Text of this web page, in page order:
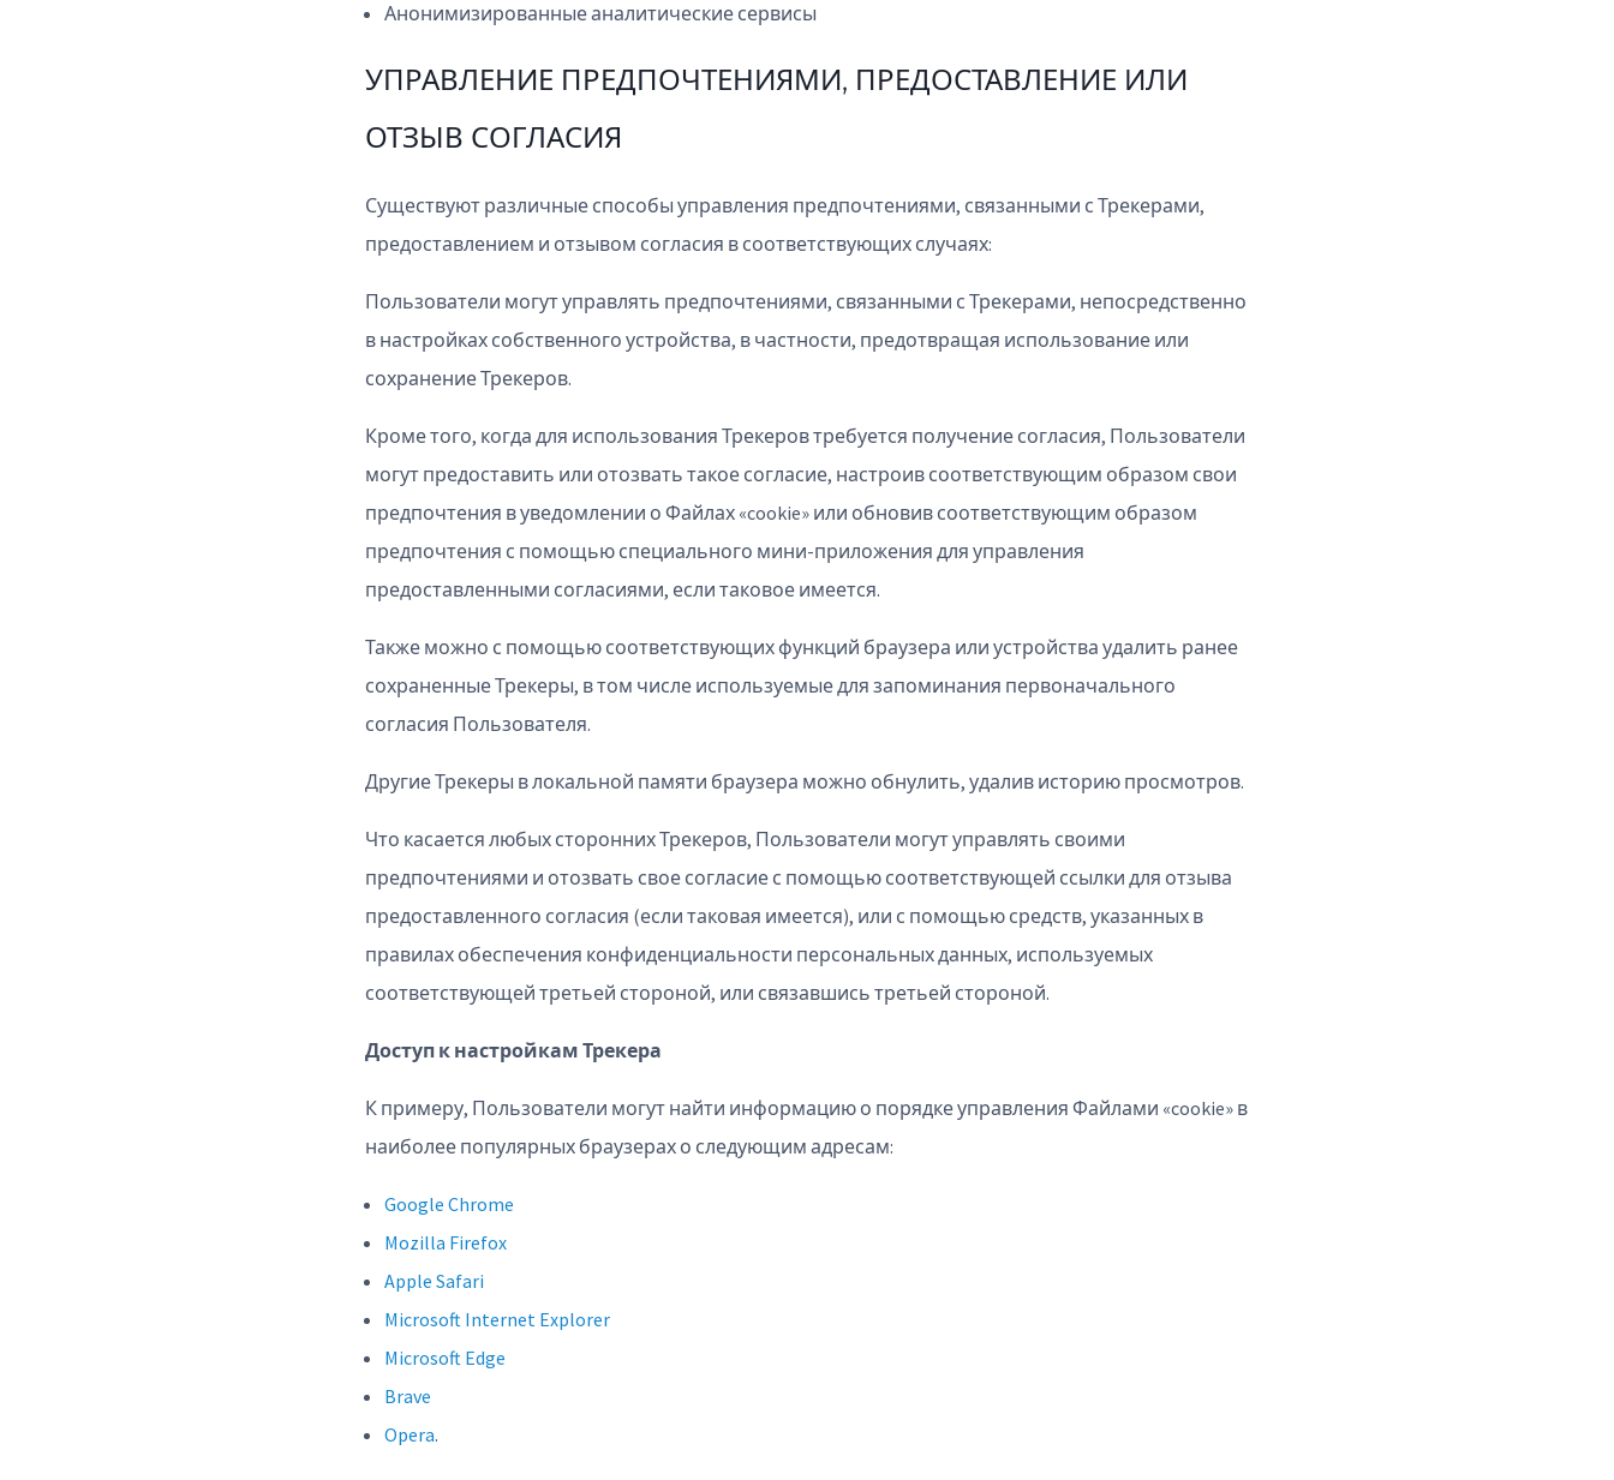
Анонимизированные аналитические сервисы
УПРАВЛЕНИЕ ПРЕДПОЧТЕНИЯМИ, ПРЕДОСТАВЛЕНИЕ ИЛИ
ОТЗЫВ СОГЛАСИЯ
Существуют различные способы управления предпочтениями, связанными с Трекерами,
предоставлением и отзывом согласия в соответствующих случаях:
Пользователи могут управлять предпочтениями, связанными с Трекерами, непосредственно
в настройках собственного устройства, в частности, предотвращая использование или
сохранение Трекеров.
Кроме того, когда для использования Трекеров требуется получение согласия, Пользователи
могут предоставить или отозвать такое согласие, настроив соответствующим образом свои
предпочтения в уведомлении о Файлах «cookie» или обновив соответствующим образом
предпочтения с помощью специального мини-приложения для управления
предоставленными согласиями, если таковое имеется.
Также можно с помощью соответствующих функций браузера или устройства удалить ранее
сохраненные Трекеры, в том числе используемые для запоминания первоначального
согласия Пользователя.
Другие Трекеры в локальной памяти браузера можно обнулить, удалив историю просмотров.
Что касается любых сторонних Трекеров, Пользователи могут управлять своими
предпочтениями и отозвать свое согласие с помощью соответствующей ссылки для отзыва
предоставленного согласия (если таковая имеется), или с помощью средств, указанных в
правилах обеспечения конфиденциальности персональных данных, используемых
соответствующей третьей стороной, или связавшись третьей стороной.
Доступ к настройкам Трекера
К примеру, Пользователи могут найти информацию о порядке управления Файлами «cookie» в
наиболее популярных браузерах о следующим адресам:
Google Chrome
Mozilla Firefox
Apple Safari
Microsoft Internet Explorer
Microsoft Edge
Brave
Opera.